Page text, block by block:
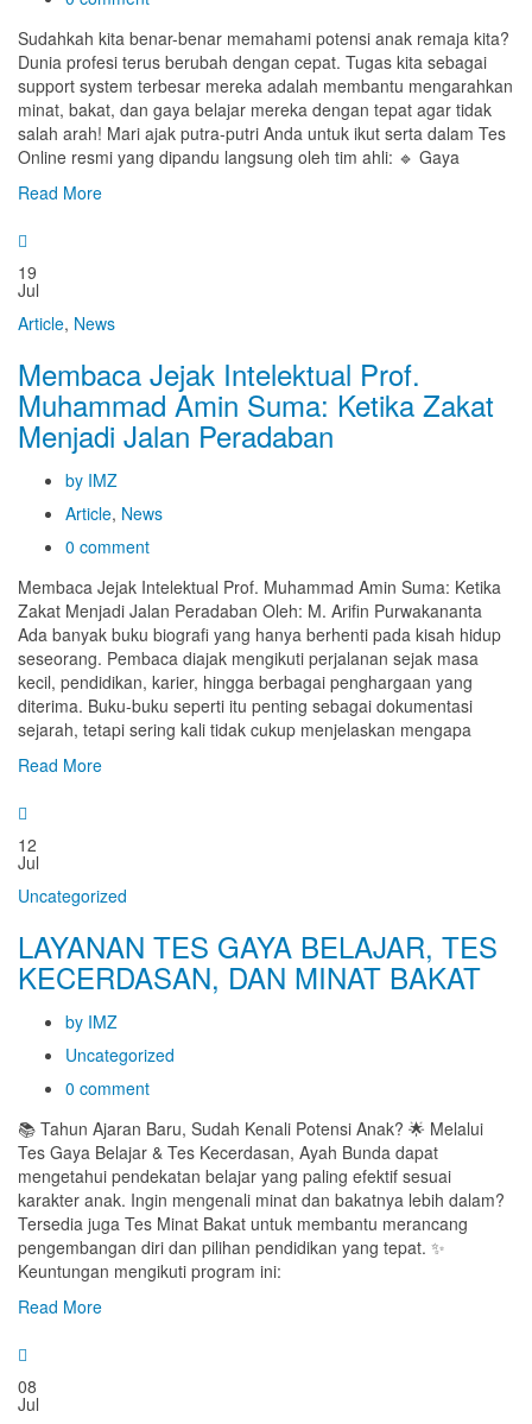
Sudahkah kita benar-benar memahami potensi anak remaja kita?
Dunia profesi terus berubah dengan cepat. Tugas kita sebagai
support system terbesar mereka adalah membantu mengarahkan
minat, bakat, dan gaya belajar mereka dengan tepat agar tidak
salah arah! Mari ajak putra-putri Anda untuk ikut serta dalam Tes
Online resmi yang dipandu langsung oleh tim ahli: 🔹 Gaya
Read More
19
Jul
Article, News
Membaca Jejak Intelektual Prof.
Muhammad Amin Suma: Ketika Zakat
Menjadi Jalan Peradaban
by IMZ
Article, News
0 comment
Membaca Jejak Intelektual Prof. Muhammad Amin Suma: Ketika
Zakat Menjadi Jalan Peradaban Oleh: M. Arifin Purwakananta
Ada banyak buku biografi yang hanya berhenti pada kisah hidup
seseorang. Pembaca diajak mengikuti perjalanan sejak masa
kecil, pendidikan, karier, hingga berbagai penghargaan yang
diterima. Buku-buku seperti itu penting sebagai dokumentasi
sejarah, tetapi sering kali tidak cukup menjelaskan mengapa
Read More
12
Jul
Uncategorized
LAYANAN TES GAYA BELAJAR, TES
KECERDASAN, DAN MINAT BAKAT
by IMZ
Uncategorized
0 comment
📚 Tahun Ajaran Baru, Sudah Kenali Potensi Anak? 🌟 Melalui
Tes Gaya Belajar & Tes Kecerdasan, Ayah Bunda dapat
mengetahui pendekatan belajar yang paling efektif sesuai
karakter anak. Ingin mengenali minat dan bakatnya lebih dalam?
Tersedia juga Tes Minat Bakat untuk membantu merancang
pengembangan diri dan pilihan pendidikan yang tepat. ✨
Keuntungan mengikuti program ini:
Read More
08
Jul